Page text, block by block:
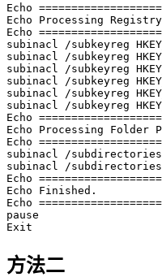
Echo
Echo Processing
Echo
subinacl /subkeyreg
subinacl /subkeyreg
subinacl /subkeyreg
subinacl /subkeyreg
subinacl /subkeyreg
subinacl /subkeyreg
Echo
Echo Processing Folder
Echo
subinacl /subdirectories
subinacl /subdirectories
Echo
Echo Finished.
Echo
pause
Exit
方法二